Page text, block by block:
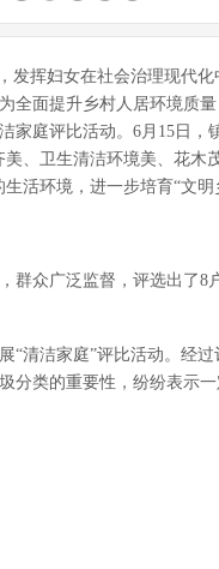
挥妇女在社会治理现代化
全面提升乡村人居环境质
家庭评比活动。6月15日，
、卫生清洁环境美、花木
活环境，进一步培育“文
众广泛监督，评选出了8
清洁家庭”评比活动。经过
分类的重要性，纷纷表示